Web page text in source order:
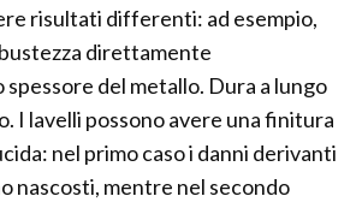
risultati differenti: ad esempio,
direttamente
del metallo. Dura a lungo
I lavelli possono avere una finitura
nel primo caso i danni derivanti
nascosti, mentre nel secondo